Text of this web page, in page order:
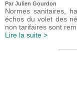
Par Julien Gourdon
Normes sanitaires,
échos du volet des
non tarifaires sont
Lire la suite >